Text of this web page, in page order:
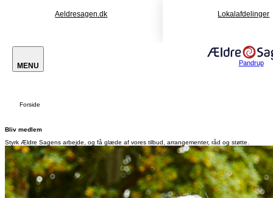
Aeldresagen.dk Lokalafdelinger
MENU Pandrup
Forside
Bliv medlem
Styrk Ældre Sagens arbejde, og få glæde af vores tilbud, arrangementer, råd og støtte.